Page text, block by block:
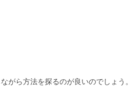
がら方法を探るのが良いのでしょう。